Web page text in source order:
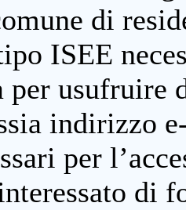
di
ISEE
per
indirizzo
per
di